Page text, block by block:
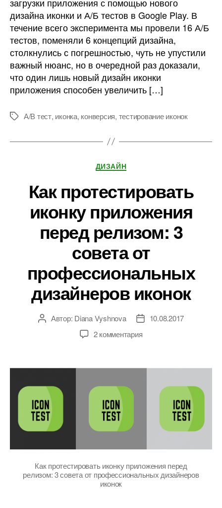
дизайна иконки и А/Б тестов в Google Play. В
течение всего эксперимента мы провели 16 А/Б
тестов, поменяли 6 концепций дизайна,
столкнулись с погрешностью, чуть не упустили
важный нюанс, но в очередной раз доказали,
что один лишь новый дизайн иконки
приложения способен увеличить […]
МеткиА/В тест, иконка, конверсия, тестирование иконок
Рубрики
ДИЗАЙН
Как протестировать
иконку приложения
перед релизом: 3
совета от
профессиональных
дизайнеров иконок
АвторАвтор: Diana Vyshnova
Дата10.08.2017
2 комментарияк
протестировать
приложения
совета
дизайнеров
иконок
Как протестировать иконку приложения перед
релизом: 3 совета от профессиональных дизайнеров
иконок